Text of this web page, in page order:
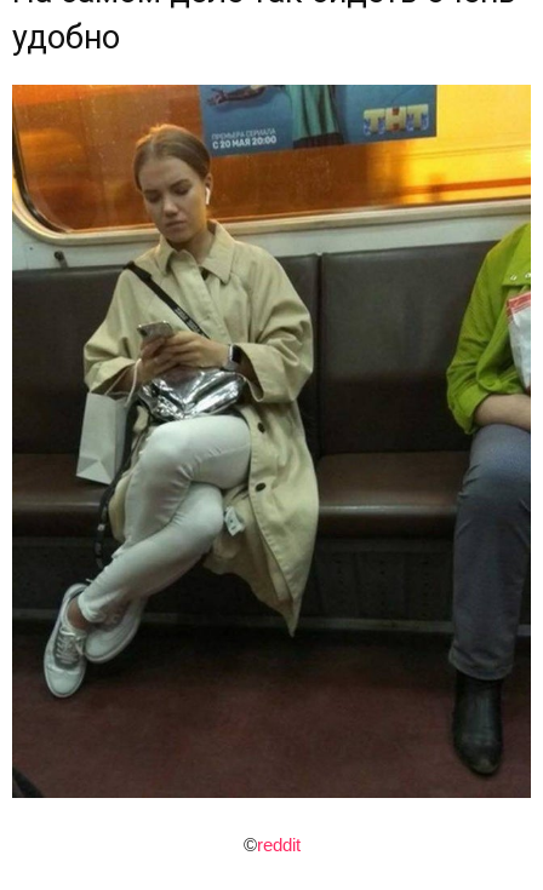
удобно
©reddit